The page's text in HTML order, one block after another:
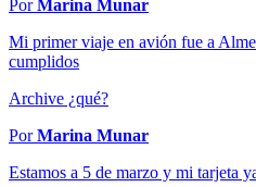
PorMarina Munar
Mi primer viaje en avión fue a
cumplidos
Archive ¿qué?
PorMarina Munar
Estamos a 5 de marzo y mi tarjeta